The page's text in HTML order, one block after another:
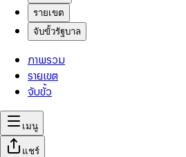
รายเขต
จับขั้วรัฐบาล
ภาพรวม
รายเขต
จับขั้ว
เมนู
แชร์